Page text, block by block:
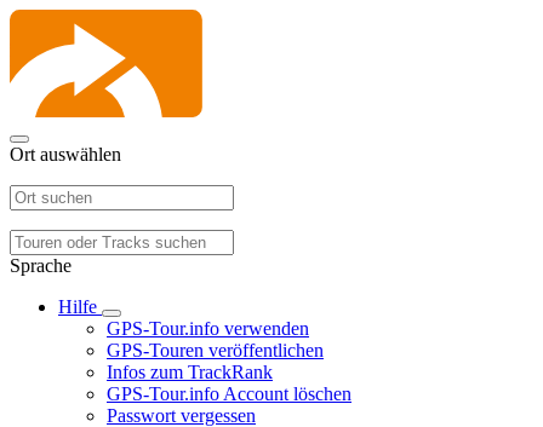
Ort auswählen
Sprache
Hilfe
GPS-Tour.info verwenden
GPS-Touren veröffentlichen
Infos zum TrackRank
GPS-Tour.info Account löschen
Passwort vergessen